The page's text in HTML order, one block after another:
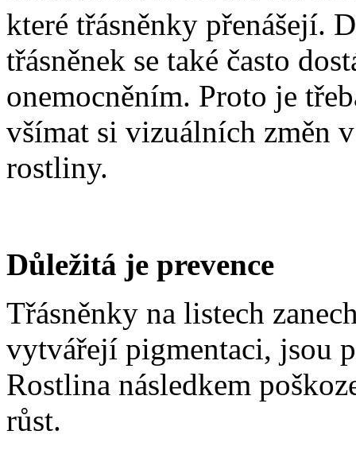
které třásněnky přenášejí.
třásněnek se také často
onemocněním. Proto je
všímat si vizuálních změn
rostliny.
Důležitá je prevence
Třásněnky na listech
vytvářejí pigmentaci, jsou
Rostlina následkem
růst.